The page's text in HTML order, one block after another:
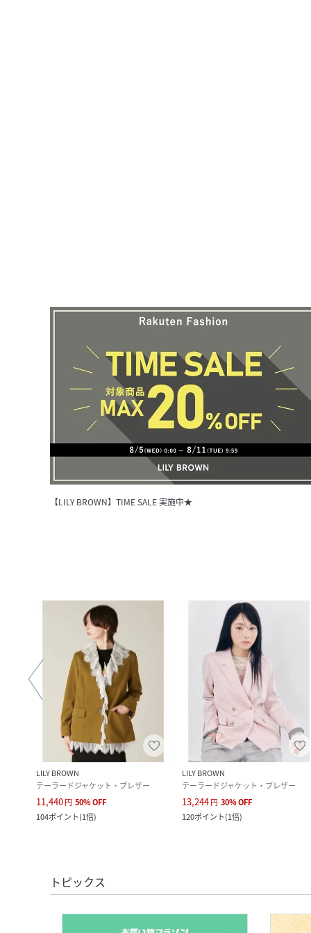
【LILY BROWN】TIME SALE 実施中★
LILY BROWN
テーラードジャケット・ブレザー
11,440円 50%OFF
104ポイント(1倍)
LILY BROWN
テーラードジャケット・ブレザー
13,244円 30%OFF
120ポイント(1倍)
トピックス